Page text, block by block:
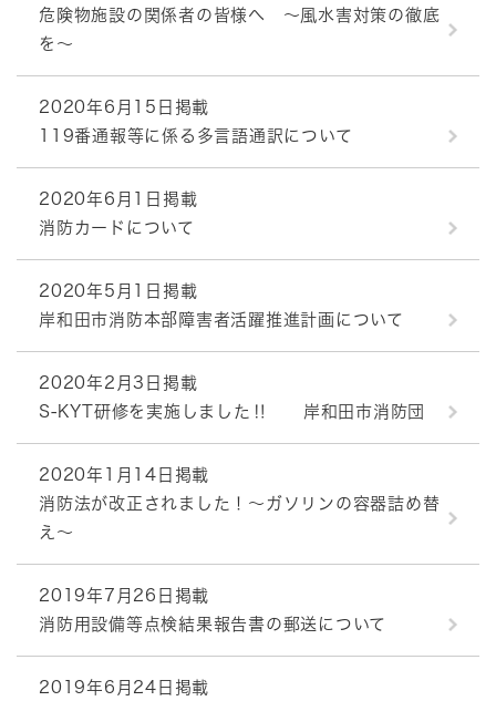
危険物施設の関係者の皆様へ ～風水害対策の徹底
を～
2020年6月15日掲載
119番通報等に係る多言語通訳について
2020年6月1日掲載
消防カードについて
2020年5月1日掲載
岸和田市消防本部障害者活躍推進計画について
2020年2月3日掲載
S-KYT研修を実施しました‼ 岸和田市消防団
2020年1月14日掲載
消防法が改正されました！～ガソリンの容器詰め替
え～
2019年7月26日掲載
消防用設備等点検結果報告書の郵送について
2019年6月24日掲載